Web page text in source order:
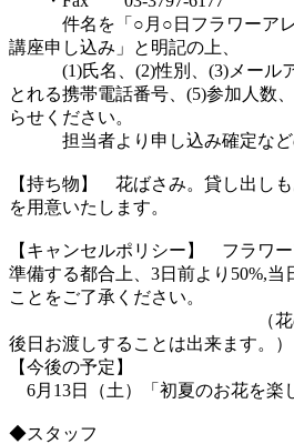
件名を「○月○日フラワーアレ
講座申し込み」と明記の上、
(1)氏名、(2)性別、(3)メールア
とれる携帯電話番号、(5)参加人数
らせください。
担当者より申し込み確定など
【持ち物】 花ばさみ。貸し出し
を用意いたします。
【キャンセルポリシー】 フラワ
準備する都合上、3日前より50%,当
ことをご了承ください。
（花の状態は変
後日お渡しすることは出来ます。
【今後の予定】
6月13日（土）「初夏のお花を
◆スタッフ